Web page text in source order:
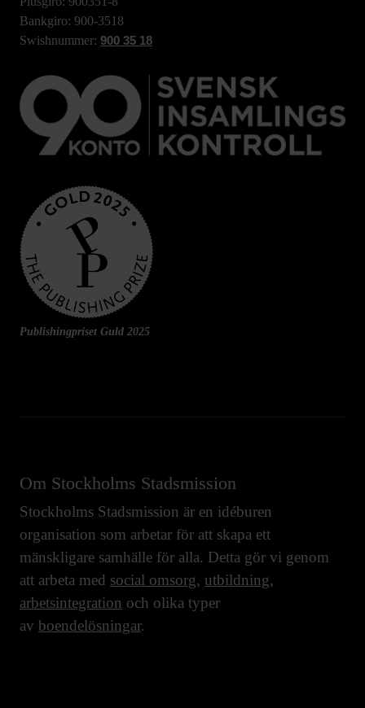
Bankgiro: 900-3518
Swishnummer: 900 35 18
Publishingpriset Guld 2025
Om Stockholms Stadsmission
Stockholms Stadsmission är en idéburen
organisation som arbetar för att skapa ett
mänskligare samhälle för alla. Detta gör vi genom
att arbeta med social omsorg, utbildning,
arbetsintegration och olika typer
av boendelösningar.